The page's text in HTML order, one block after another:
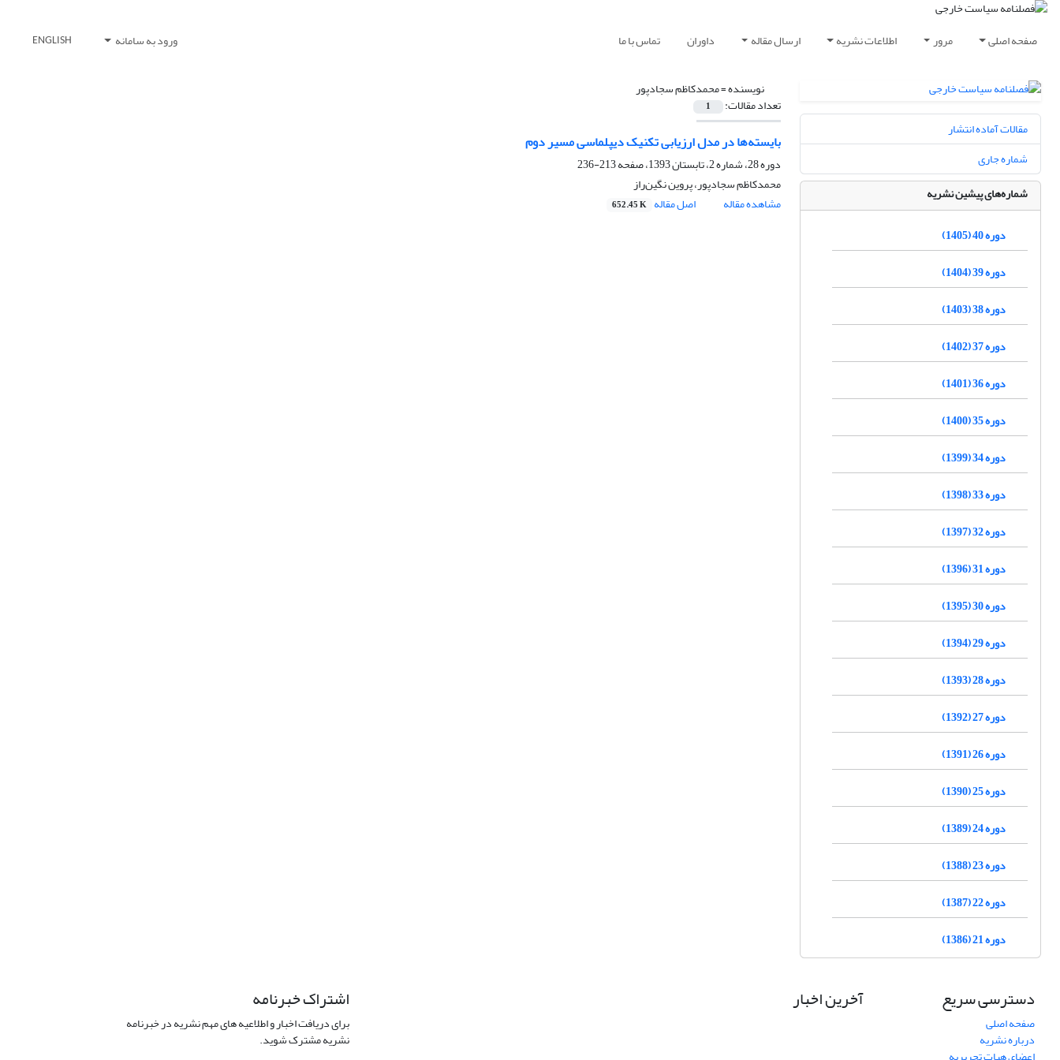
صفحه اصلی مرور اطلاعات نشریه ارسال مقاله داوران تماس با ما ورود به سامانه ENGLISH
نویسنده =محمدکاظم سجادپور
تعداد مقالات: 1
بایسته‌ها در مدل ارزیابی تکنیک دیپلماسی مسیر دوم
دوره 28، شماره 2، تابستان 1393، صفحه
213-236
محمدکاظم سجادپور، پروین نگین‌راز
مشاهده مقاله
اصل مقاله 652.45 K
مقالات آماده انتشار
شماره جاری
شماره‌های پیشین نشریه
دوره 40 (1405)
دوره 39 (1404)
دوره 38 (1403)
دوره 37 (1402)
دوره 36 (1401)
دوره 35 (1400)
دوره 34 (1399)
دوره 33 (1398)
دوره 32 (1397)
دوره 31 (1396)
دوره 30 (1395)
دوره 29 (1394)
دوره 28 (1393)
دوره 27 (1392)
دوره 26 (1391)
دوره 25 (1390)
دوره 24 (1389)
دوره 23 (1388)
دوره 22 (1387)
دوره 21 (1386)
دسترسی سریع
صفحه اصلی
درباره نشریه
آخرین اخبار اشتراک خبرنامه
برای دریافت اخبار و اطلاعیه های مهم نشریه در خبرنامه
نشریه مشترک شوید.